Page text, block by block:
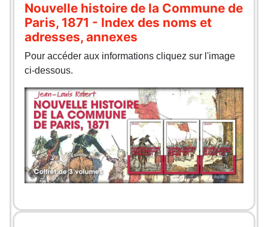
Nouvelle histoire de la Commune de
Paris, 1871 - Index des noms et
adresses, annexes
Pour accéder aux informations cliquez sur l'image
ci-dessous.